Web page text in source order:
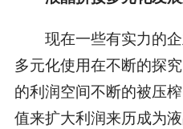
现在一些有实力的企
多元化使用在不断的探
的利润空间不断的被压
值来扩大利润来历成为